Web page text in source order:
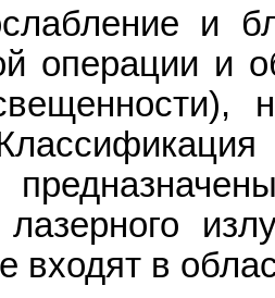
и
операции и
лазерного
входят в